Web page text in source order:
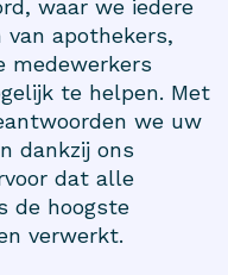
waar we iedere
apothekers,
medewerkers
te helpen. Met
we uw
dankzij ons
dat alle
de hoogste
verwerkt.